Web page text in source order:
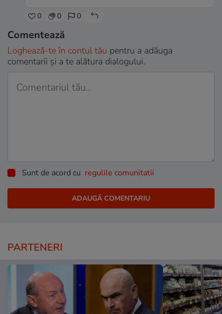
0 0 0
Comentează
Loghează-te în contul tău pentru a adăuga
comentarii și a te alătura dialogului.
Sunt de acord cu regulile comunitatii
PARTENERI